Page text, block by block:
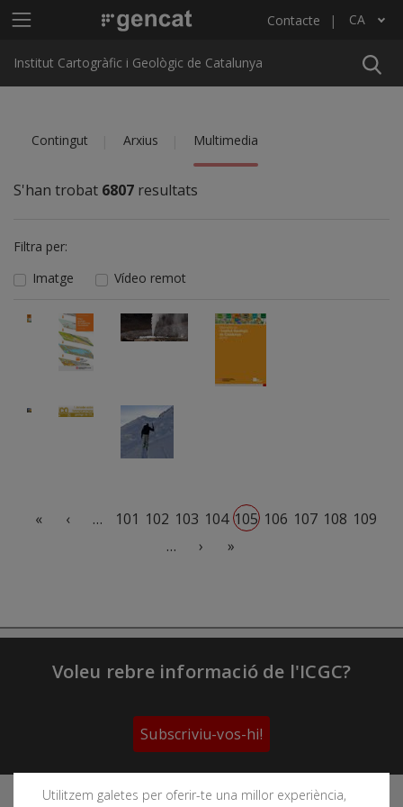
Menú principal ICGC Contacte CA
Llista les accions addicionals
Institut Cartogràfic i Geològic de Catalunya
Contingut Arxius Multimedia
S'han trobat 6807 resultats
Filtra per:
Imatge
Vídeo remot
ImatgeImatge Imatge Imatge
ImatgeImatge Imatge
« ‹ … 101 102 103 104 105 106 107 108 109
…
›
Pàgina següent
»
Última pàgina
Utilitzem galetes per oferir-te una millor experiència,
Voleu rebre informació de l'ICGC?
Subscriviu-vos-hi!